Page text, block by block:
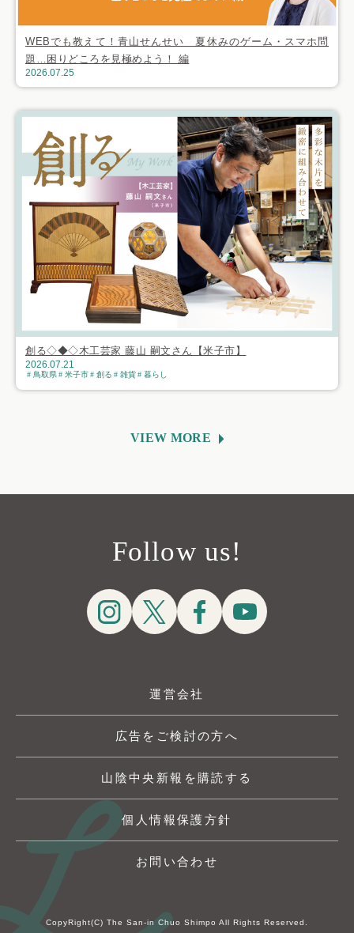
WEBでも教えて！青山せんせい 夏休みのゲーム・スマホ問
題…困りどころを見極めよう！ 編
2026.07.25
創る◇◆◇木工芸家 藤山 嗣文さん【米子市】
2026.07.21
鳥取県 米子市 創る 雑貨 暮らし
VIEW MORE
Follow us!
運営会社
広告をご検討の方へ
山陰中央新報を購読する
個人情報保護方針
お問い合わせ
CopyRight(C) The San-in Chuo Shimpo All Rights Reserved.